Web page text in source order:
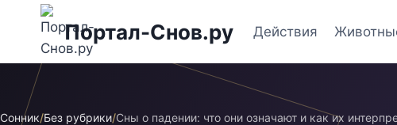
Перейти
содержимому
Портал-Снов.ру Действия
Сонник/Без рубрики/Сны о падении: что они означают и как их